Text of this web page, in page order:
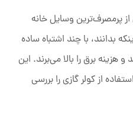
از پرمصرف‌ترین وسایل خانه
بدانند، با چند اشتباه ساده
هزینه برق را بالا می‌برند. این
از کولر گازی را بررسی